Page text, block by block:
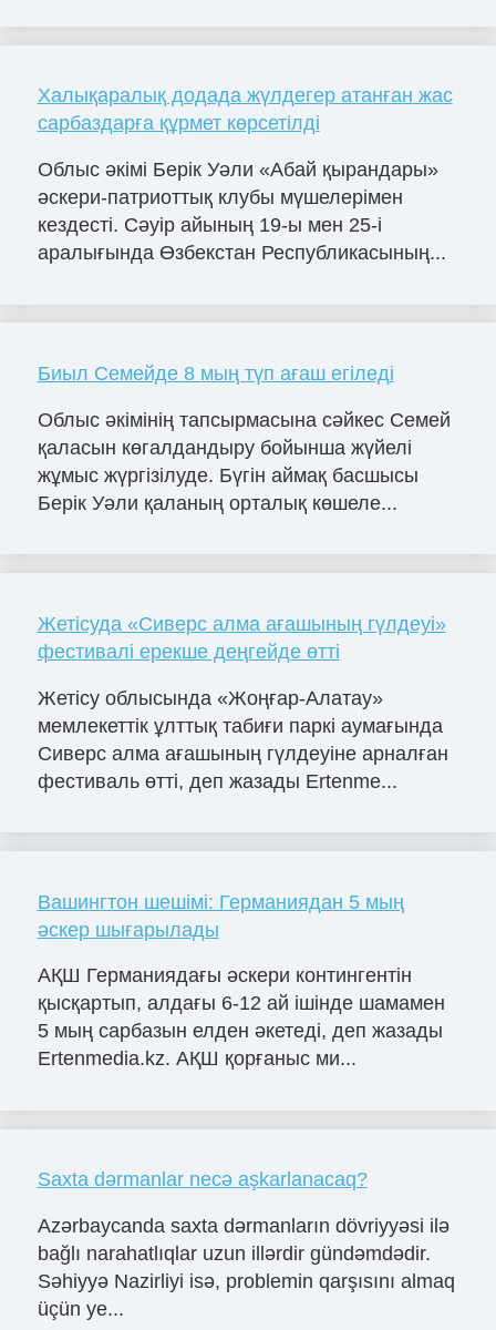
Халықаралық додада жүлдегер атанған жас
сарбаздарға құрмет көрсетілді
Облыс әкімі Берік Уәли «Абай қырандары»
әскери-патриоттық клубы мүшелерімен
кездесті. Сәуір айының 19-ы мен 25-і
аралығында Өзбекстан Республикасының...
Биыл Семейде 8 мың түп ағаш егіледі
Облыс әкімінің тапсырмасына сәйкес Семей
қаласын көгалдандыру бойынша жүйелі
жұмыс жүргізілуде. Бүгін аймақ басшысы
Берік Уәли қаланың орталық көшеле...
Жетісуда «Сиверс алма ағашының гүлдеуі»
фестивалі ерекше деңгейде өтті
Жетісу облысында «Жоңғар-Алатау»
мемлекеттік ұлттық табиғи паркі аумағында
Сиверс алма ағашының гүлдеуіне арналған
фестиваль өтті, деп жазады Ertenme...
Вашингтон шешімі: Германиядан 5 мың
әскер шығарылады
АҚШ Германиядағы әскери контингентін
қысқартып, алдағы 6-12 ай ішінде шамамен
5 мың сарбазын елден әкетеді, деп жазады
Ertenmedia.kz. АҚШ қорғаныс ми...
Saxta dərmanlar necə aşkarlanacaq?
Azərbaycanda saxta dərmanların dövriyyəsi ilə
bağlı narahatlıqlar uzun illərdir gündəmdədir.
Səhiyyə Nazirliyi isə, problemin qarşısını almaq
üçün ye...